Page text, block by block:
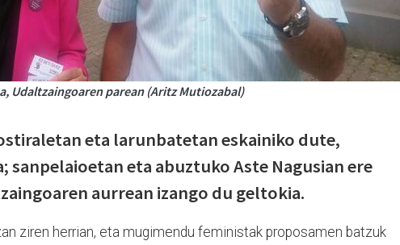
Udaltzaingoaren parean (Aritz Mutiozabal)
eta larunbatetan eskainiko dute,
sanpelaioetan eta abuztuko Aste Nagusian ere
aurrean izango du geltokia.
ziren herrian, eta mugimendu feministak proposamen batzuk